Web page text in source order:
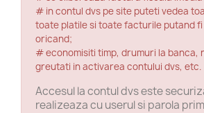
# in contul dvs pe site puteti vedea
toate platile si toate facturile putand
oricand;
# economisiti timp, drumuri la banca,
greutati in activarea contului dvs, etc.
Accesul la contul dvs este
realizeaza cu userul si parola